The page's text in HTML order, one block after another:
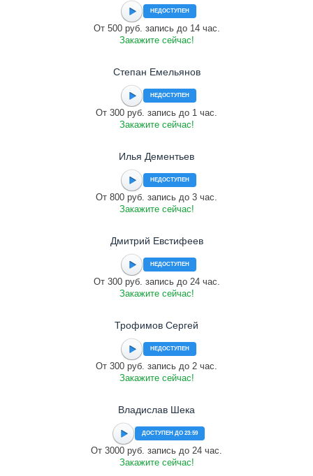
НЕДОСТУПЕН
От 500 руб. запись до 14 час.
Закажите сейчас!
Степан Емельянов
НЕДОСТУПЕН
От 300 руб. запись до 1 час.
Закажите сейчас!
Илья Дементьев
НЕДОСТУПЕН
От 800 руб. запись до 3 час.
Закажите сейчас!
Дмитрий Евстифеев
НЕДОСТУПЕН
От 300 руб. запись до 24 час.
Закажите сейчас!
Трофимов Сергей
НЕДОСТУПЕН
От 300 руб. запись до 2 час.
Закажите сейчас!
Владислав Шека
ДОСТУПЕН ДО 23:59
От 3000 руб. запись до 24 час.
Закажите сейчас!